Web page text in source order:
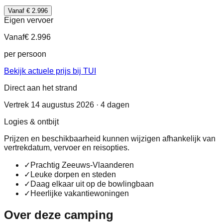
Vanaf € 2.996
Eigen vervoer
Vanaf€ 2.996
per persoon
Bekijk actuele prijs bij TUI
Direct aan het strand
Vertrek 14 augustus 2026 · 4 dagen
Logies & ontbijt
Prijzen en beschikbaarheid kunnen wijzigen afhankelijk van
vertrekdatum, vervoer en reisopties.
✓ Prachtig Zeeuws-Vlaanderen
✓ Leuke dorpen en steden
✓ Daag elkaar uit op de bowlingbaan
✓ Heerlijke vakantiewoningen
Over deze camping